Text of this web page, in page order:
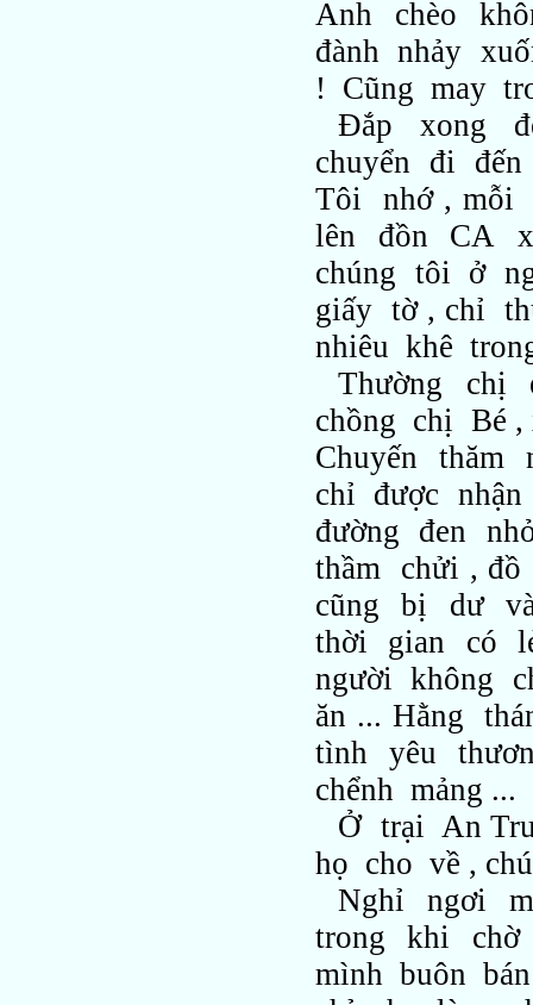
Anh chèo
đành nhảy
! Cũng may
Đắp xong
chuyển đi
Tôi nhớ ,
lên đồn CA
chúng tôi ở
giấy tờ , chỉ
nhiêu khê
Thường
chồng chị Bé
Chuyến
chỉ được
đường đen
thầm chửi ,
cũng bị dư
thời gian có
người không
ăn ... Hằng
tình yêu
chểnh mảng ...
Ở trại An
họ cho về ,
Nghỉ ngơi
trong khi
mình buôn